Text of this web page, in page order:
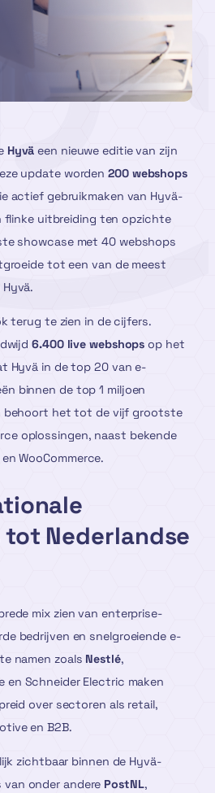
Hyvä een nieuwe editie van zijn
update worden200 webshops
actief gebruikmaken van Hyvä-
flinke uitbreiding ten opzichte
showcase met 40 webshops
tot een van de meest
terug te zien in de cijfers.
6.400 live webshops op het
Hyvä in de top 20 van e-
binnen de top 1 miljoen
behoort het tot de vijf grootste
oplossingen, naast bekende
WooCommerce.
Nederlandse
mix zien van enterprise-
bedrijven en snelgroeiende e-
namen zoals Nestlé,
en Schneider Electric maken
over sectoren als retail,
en B2B.
zichtbaar binnen de Hyvä-
onder andere PostNL,